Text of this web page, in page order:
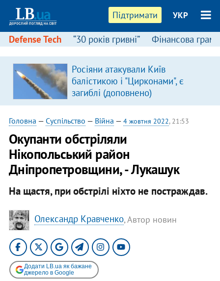
Підтримати УКР
Defense Tech “30 років гривні” Фінансова
Росіяни атакували Київ
балістикою і "Цирконами", є
загиблі (доповнено)
Головна — Суспільство — Війна — 4 жовтня 2022, 21:53
Окупанти обстріляли
Нікопольський район
Дніпропетровщини, - Лукашук
На щастя, при обстрілі ніхто не постраждав.
Олександр Кравченко, Автор новин
Додати LB.ua як бажане
джерело в Google